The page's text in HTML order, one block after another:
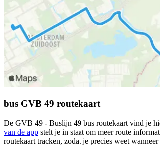
bus GVB 49 routekaart
De GVB 49 - Buslijn 49 bus routekaart vind je
van de app stelt je in staat om meer route
routekaart tracken, zodat je precies weet